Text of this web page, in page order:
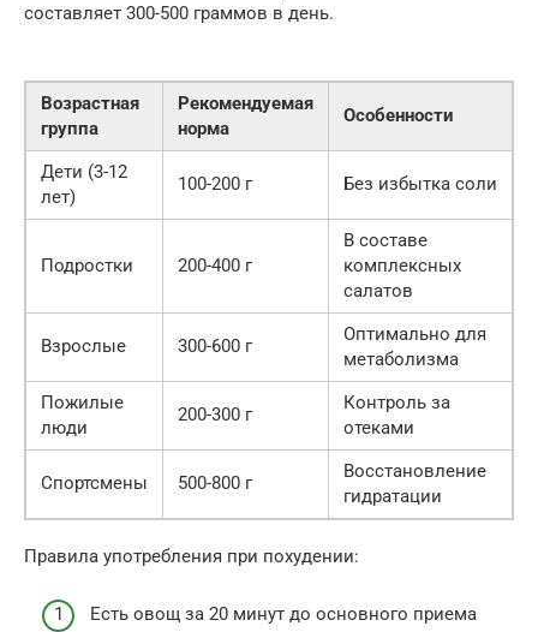
составляет 300-500 граммов в день.
Возрастная
группа
Рекомендуемая
норма
Особенности
Дети (3-12
лет)
100-200 г Без избытка соли
Подростки 200-400 г
В составе
комплексных
салатов
Взрослые 300-600 г
Оптимально для
метаболизма
Пожилые
люди
200-300 г
Контроль за
отеками
Спортсмены 500-800 г
Восстановление
гидратации
Правила употребления при похудении:
Есть овощ за 20 минут до основного приема